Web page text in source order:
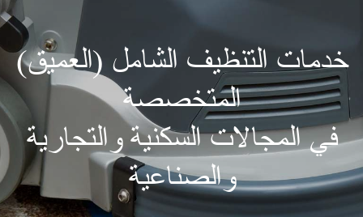
خدمات التنظيف الشامل (العميق)
المتخصصة
في المجالات السكنية والتجارية
والصناعية
خدمات التنظيف الشامل
(العميق)المتخصصة
في المجالات السكنية والتجارية
والصناعية